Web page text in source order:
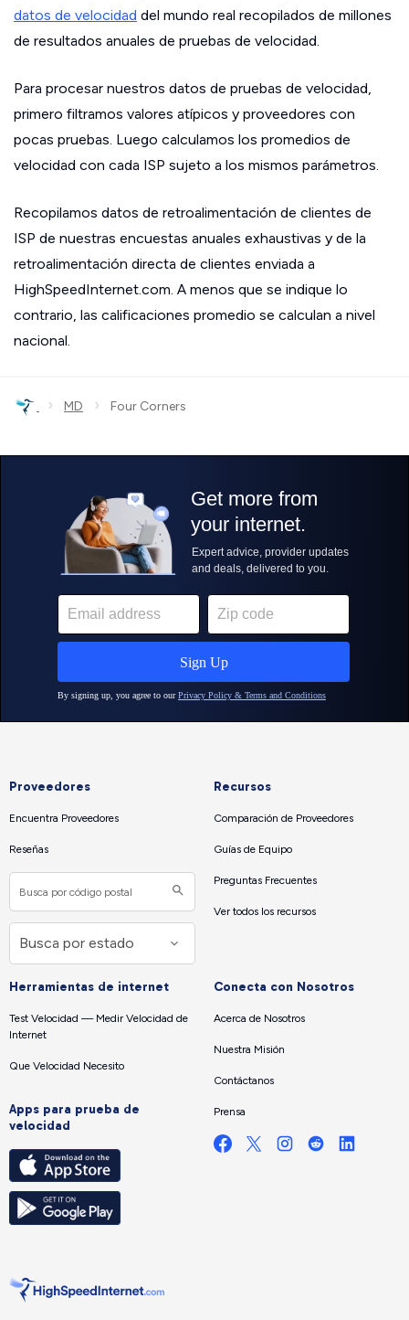
datos de velocidad del mundo real recopilados de millones
de resultados anuales de pruebas de velocidad.
Para procesar nuestros datos de pruebas de velocidad,
primero filtramos valores atípicos y proveedores con
pocas pruebas. Luego calculamos los promedios de
velocidad con cada ISP sujeto a los mismos parámetros.
Recopilamos datos de retroalimentación de clientes de
ISP de nuestras encuestas anuales exhaustivas y de la
retroalimentación directa de clientes enviada a
HighSpeedInternet.com. A menos que se indique lo
contrario, las calificaciones promedio se calculan a nivel
nacional.
› MD › Four Corners
Proveedores
Encuentra Proveedores
Reseñas
Recursos
Comparación de Proveedores
Guías de Equipo
Preguntas Frecuentes
Ver todos los recursos
Herramientas de internet
Test Velocidad — Medir Velocidad de
Internet
Que Velocidad Necesito
Apps para prueba de
velocidad
Conecta con Nosotros
Acerca de Nosotros
Nuestra Misión
Contáctanos
Prensa